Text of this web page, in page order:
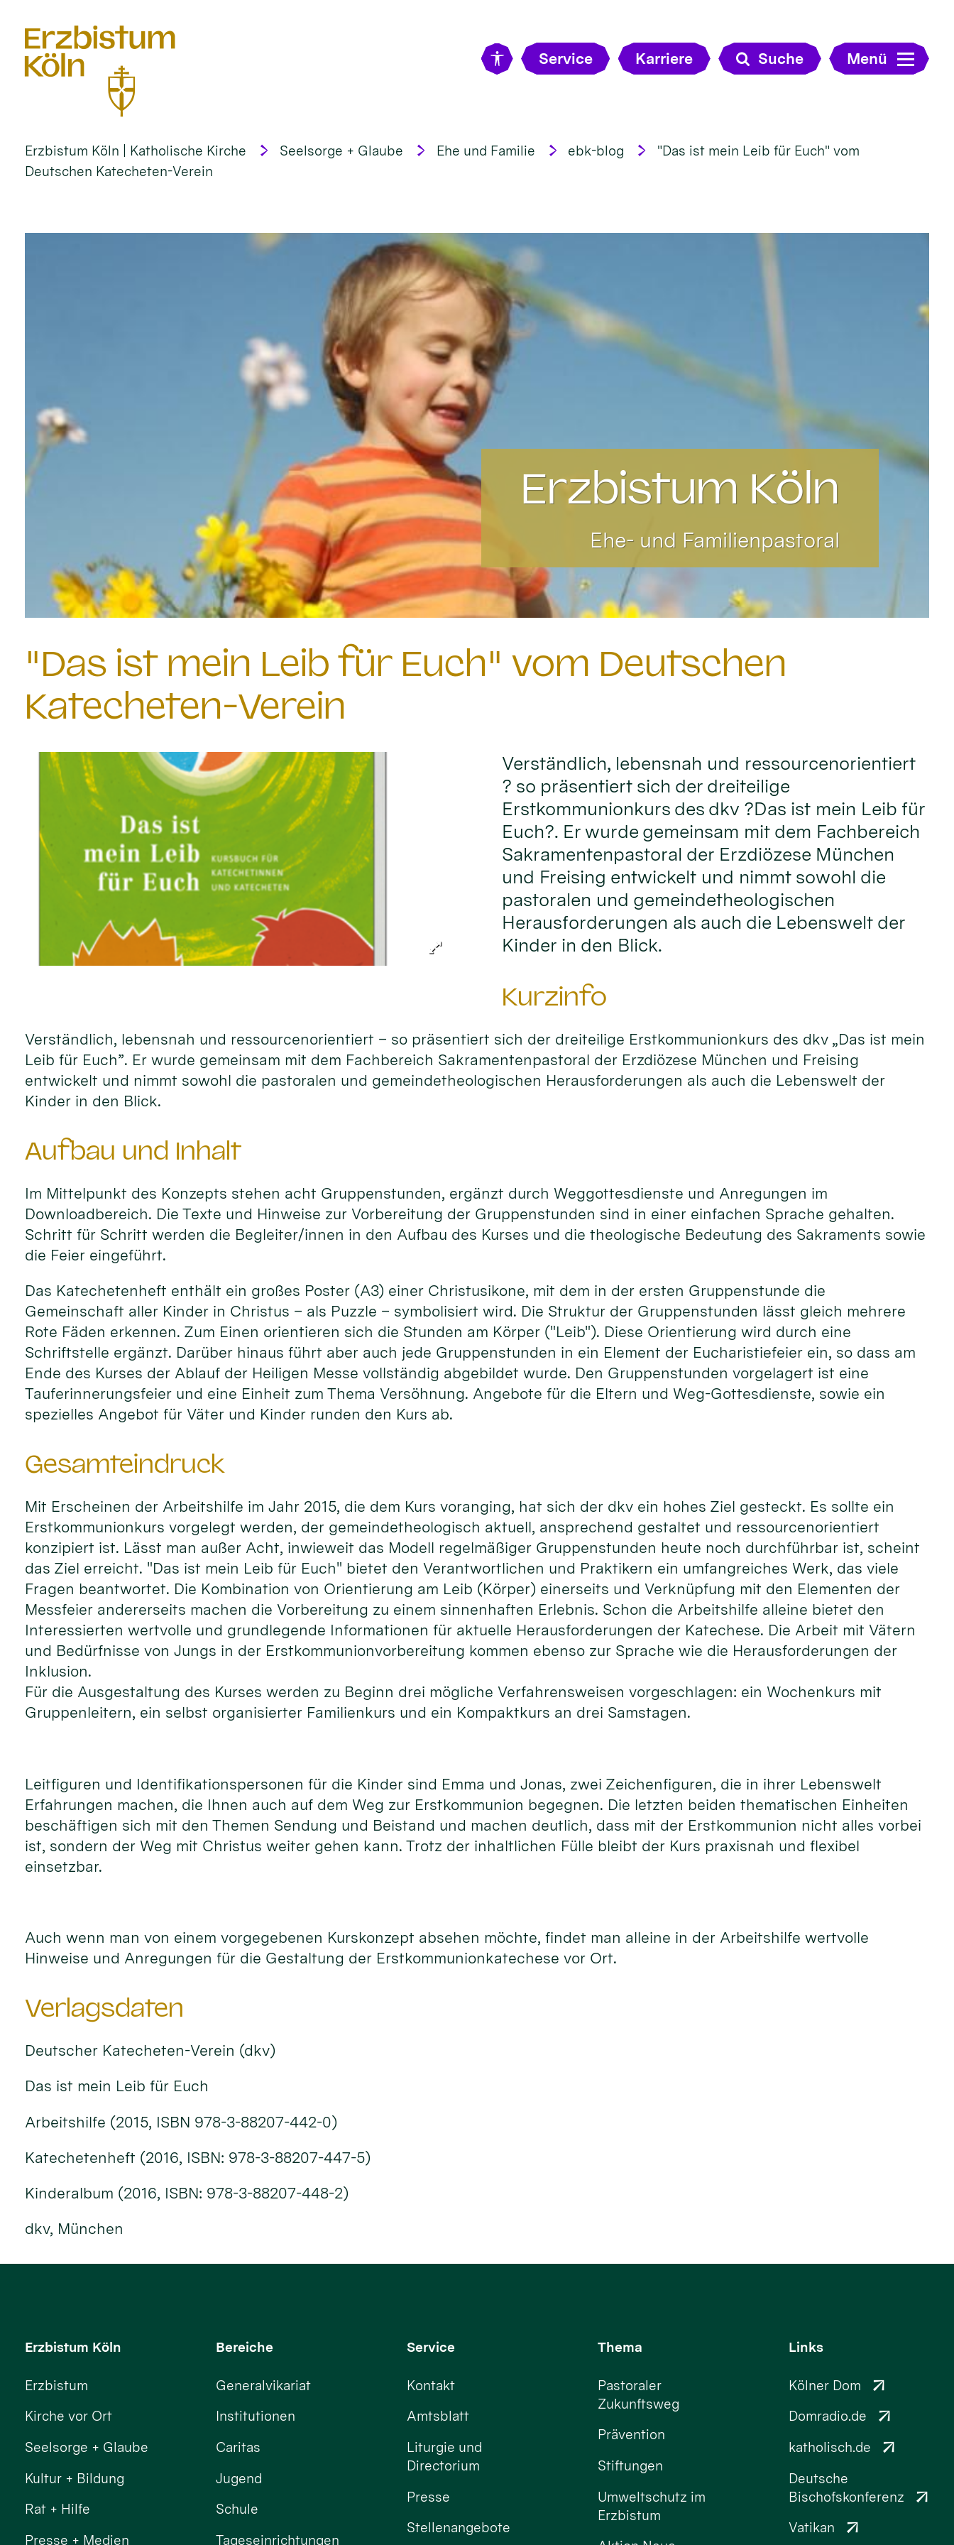
Service Karriere Suche Menü
Erzbistum Köln | Katholische Kirche Seelsorge + Glaube Ehe und Familie ebk-blog
"Das ist mein Leib für Euch" vom
Deutschen Katecheten-Verein
Erzbistum Köln
Ehe- und Familienpastoral
"Das ist mein Leib für Euch" vom Deutschen
Katecheten-Verein
Verständlich, lebensnah und ressourcenorientiert
? so präsentiert sich der dreiteilige
Erstkommunionkurs des dkv ?Das ist mein Leib für
Euch?. Er wurde gemeinsam mit dem Fachbereich
Sakramentenpastoral der Erzdiözese München
und Freising entwickelt und nimmt sowohl die
pastoralen und gemeindetheologischen
Herausforderungen als auch die Lebenswelt der
Kinder in den Blick.
Kurzinfo
Verständlich, lebensnah und ressourcenorientiert – so präsentiert sich der dreiteilige Erstkommunionkurs des dkv „Das ist mein
Leib für Euch”. Er wurde gemeinsam mit dem Fachbereich Sakramentenpastoral der Erzdiözese München und Freising
entwickelt und nimmt sowohl die pastoralen und gemeindetheologischen Herausforderungen als auch die Lebenswelt der
Kinder in den Blick.
Aufbau und Inhalt
Im Mittelpunkt des Konzepts stehen acht Gruppenstunden, ergänzt durch Weggottesdienste und Anregungen im
Downloadbereich. Die Texte und Hinweise zur Vorbereitung der Gruppenstunden sind in einer einfachen Sprache gehalten.
Schritt für Schritt werden die Begleiter/innen in den Aufbau des Kurses und die theologische Bedeutung des Sakraments sowie
die Feier eingeführt.
Das Katechetenheft enthält ein großes Poster (A3) einer Christusikone, mit dem in der ersten Gruppenstunde die
Gemeinschaft aller Kinder in Christus – als Puzzle – symbolisiert wird. Die Struktur der Gruppenstunden lässt gleich mehrere
Rote Fäden erkennen. Zum Einen orientieren sich die Stunden am Körper ("Leib"). Diese Orientierung wird durch eine
Schriftstelle ergänzt. Darüber hinaus führt aber auch jede Gruppenstunden in ein Element der Eucharistiefeier ein, so dass am
Ende des Kurses der Ablauf der Heiligen Messe vollständig abgebildet wurde. Den Gruppenstunden vorgelagert ist eine
Tauferinnerungsfeier und eine Einheit zum Thema Versöhnung. Angebote für die Eltern und Weg-Gottesdienste, sowie ein
spezielles Angebot für Väter und Kinder runden den Kurs ab.
Gesamteindruck
Mit Erscheinen der Arbeitshilfe im Jahr 2015, die dem Kurs voranging, hat sich der dkv ein hohes Ziel gesteckt. Es sollte ein
Erstkommunionkurs vorgelegt werden, der gemeindetheologisch aktuell, ansprechend gestaltet und ressourcenorientiert
konzipiert ist. Lässt man außer Acht, inwieweit das Modell regelmäßiger Gruppenstunden heute noch durchführbar ist, scheint
das Ziel erreicht. "Das ist mein Leib für Euch" bietet den Verantwortlichen und Praktikern ein umfangreiches Werk, das viele
Fragen beantwortet. Die Kombination von Orientierung am Leib (Körper) einerseits und Verknüpfung mit den Elementen der
Messfeier andererseits machen die Vorbereitung zu einem sinnenhaften Erlebnis. Schon die Arbeitshilfe alleine bietet den
Interessierten wertvolle und grundlegende Informationen für aktuelle Herausforderungen der Katechese. Die Arbeit mit Vätern
und Bedürfnisse von Jungs in der Erstkommunionvorbereitung kommen ebenso zur Sprache wie die Herausforderungen der
Inklusion.
Für die Ausgestaltung des Kurses werden zu Beginn drei mögliche Verfahrensweisen vorgeschlagen: ein Wochenkurs mit
Gruppenleitern, ein selbst organisierter Familienkurs und ein Kompaktkurs an drei Samstagen.
Leitfiguren und Identifikationspersonen für die Kinder sind Emma und Jonas, zwei Zeichenfiguren, die in ihrer Lebenswelt
Erfahrungen machen, die Ihnen auch auf dem Weg zur Erstkommunion begegnen. Die letzten beiden thematischen Einheiten
beschäftigen sich mit den Themen Sendung und Beistand und machen deutlich, dass mit der Erstkommunion nicht alles vorbei
ist, sondern der Weg mit Christus weiter gehen kann. Trotz der inhaltlichen Fülle bleibt der Kurs praxisnah und flexibel
einsetzbar.
Auch wenn man von einem vorgegebenen Kurskonzept absehen möchte, findet man alleine in der Arbeitshilfe wertvolle
Hinweise und Anregungen für die Gestaltung der Erstkommunionkatechese vor Ort.
Verlagsdaten
Deutscher Katecheten-Verein (dkv)
Das ist mein Leib für Euch
Arbeitshilfe (2015, ISBN 978-3-88207-442-0)
Katechetenheft (2016, ISBN: 978-3-88207-447-5)
Kinderalbum (2016, ISBN: 978-3-88207-448-2)
dkv, München
Erzbistum Köln
Erzbistum
Kirche vor Ort
Seelsorge + Glaube
Kultur + Bildung
Rat + Hilfe
Presse + Medien
Bereiche
Generalvikariat
Institutionen
Caritas
Jugend
Schule
Tageseinrichtungen
Service
Kontakt
Amtsblatt
Liturgie und
Directorium
Presse
Stellenangebote
Thema
Pastoraler
Zukunftsweg
Prävention
Stiftungen
Umweltschutz im
Erzbistum
Links
Kölner Dom
Domradio.de
katholisch.de
Deutsche
Bischofskonferenz
Vatikan